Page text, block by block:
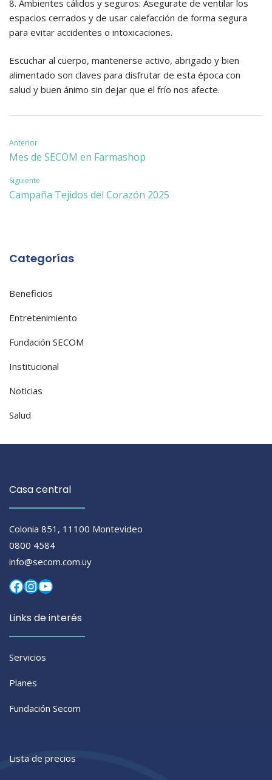
8. Ambientes cálidos y seguros: Asegurate de ventilar los
espacios cerrados y de usar calefacción de forma segura
para evitar accidentes o intoxicaciones.
Escuchar al cuerpo, mantenerse activo, abrigado y bien
alimentado son claves para disfrutar de esta época con
salud y buen ánimo sin dejar que el frío nos afecte.
Navegación
de
entradas
Anterior
Mes de SECOM en Farmashop
Siguiente
Campaña Tejidos del Corazón 2025
Categorías
Beneficios
Entretenimiento
Fundación SECOM
Institucional
Noticias
Salud
Casa central
Colonia 851, 11100 Montevideo
0800 4584
info@secom.com.uy
Facebook
Instagram
YouTube
Links de interés
Servicios
Planes
Fundación Secom
Lista de precios